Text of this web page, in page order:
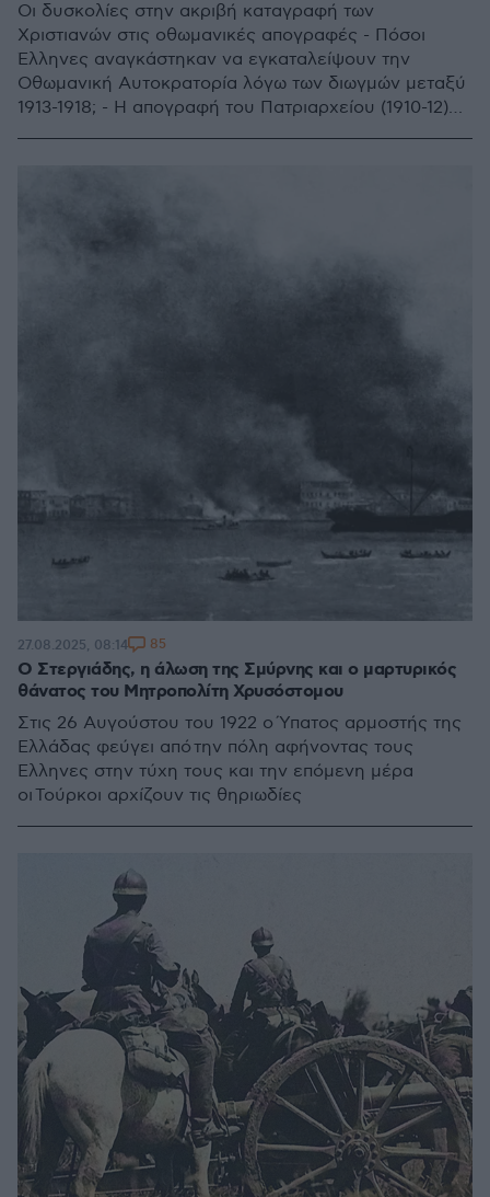
Οι δυσκολίες στην ακριβή καταγραφή των
Χριστιανών στις οθωμανικές απογραφές - Πόσοι
Έλληνες αναγκάστηκαν να εγκαταλείψουν την
Οθωμανική Αυτοκρατορία λόγω των διωγμών μεταξύ
1913-1918; - Η απογραφή του Πατριαρχείου (1910-12)
Ο Στεργιάδης, η άλωση της Σμύρνης και ο μαρτυρικός
θάνατος του Μητροπολίτη Χρυσόστομου
Στις 26 Αυγούστου του 1922 ο Ύπατος αρμοστής της
Ελλάδας φεύγει από την πόλη αφήνοντας τους
Έλληνες στην τύχη τους και την επόμενη μέρα
οι Τούρκοι αρχίζουν τις θηριωδίες
27.08.2025, 08:14 85